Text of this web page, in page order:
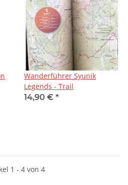
Wanderführer Syunik
Legends - Trail
14,90 € *
1 - 4 von 4